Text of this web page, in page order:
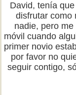
David, tenía
disfrutar como
nadie, pero
móvil cuando
primer novio
por favor no
seguir contigo,